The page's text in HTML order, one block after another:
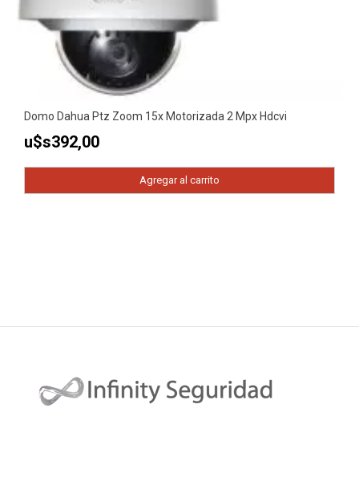
Domo Dahua Ptz Zoom 15x Motorizada 2 Mpx Hdcvi
u$s392,00
Agregar al carrito